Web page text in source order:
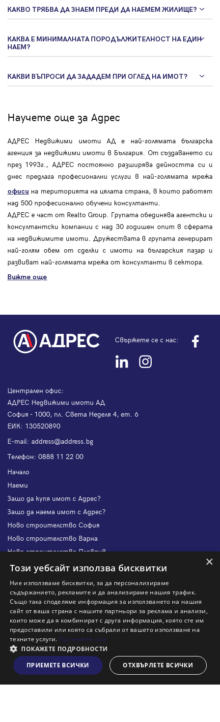
Виж на картата
КАКВО ТРЯБВА ДА ЗНАЕМ ПРЕДИ ДА НАЕМЕМ ЖИЛИЩЕ?
КАКВА Е МИНИМАЛНАТА ПОРОДЪЛЖИТЕЛНОСТ НА ЕДИН
НАЕМ?
КАКВИ ВЪПРОСИ ДА ЗАДАДЕМ ПРИ ОГЛЕД НА ИМОТ?
Научете още за Адрес
АДРЕС Недвижими имоти АД е най-голямата българска
агенция за недвижими имоти в България. От създаването си
през 1993г., АДРЕС постоянно разширява дейността си и
днес предлага професионални услуги в най-голямата мрежа
офиси на територията на цялата страна, в които работят
над 500 професионално обучени консултанти.
АДРЕС е част от Realto Group. Групата обединява агентски и
консултантски компании с над 30 годишен опит в сферата
на недвижимите имоти. Дружествата в групата генерират
най-голям обем от сделки с имоти на българския пазар и
развиват най-голямата мрежа от консултанти в сектора.
Вижте още
Свържете се с нас:
Централен офис:
АДРЕС Недвижими имоти АД
София - 1000, пл. Света Неделя 4, ет. 6
ЕИК: 130520890
Е-mail: address@address.bg
Телефон: 0888 11 22 00
Начало
Наеми
Защо да купя имот с Адрес?
Защо да наема имот с Адрес?
Ново строителство София
Ново строителство Варна
Ново строителство Пловдив
Ново строителство Бургас
Защо да отдам имот с Адрес?
Наши офиси
Кариери
Кои сме ние?
Франчайз
Блог
Искаш ли да получаваш актуална информация за пазара
на недвижими имоти?
×
Този уебсайт използва бисквитки
Ние използваме бисквитки, за да персонализираме
съдържанието, рекламите и да анализираме нашия трафик.
Също така споделяме информация за използването на нашия
сайт от ваша страна с нашите партньори за реклама и анализи,
които може да я комбинират с друга информация, която сте им
предоставили или която са събрали от вашето използване на
техните услуги. Прочетете още
ПОКАЖЕТЕ ПОДРОБНОСТИ
ПРИЕМЕТЕ ВСИЧКИ
ОТХВЪРЛЕТЕ ВСИЧКИ